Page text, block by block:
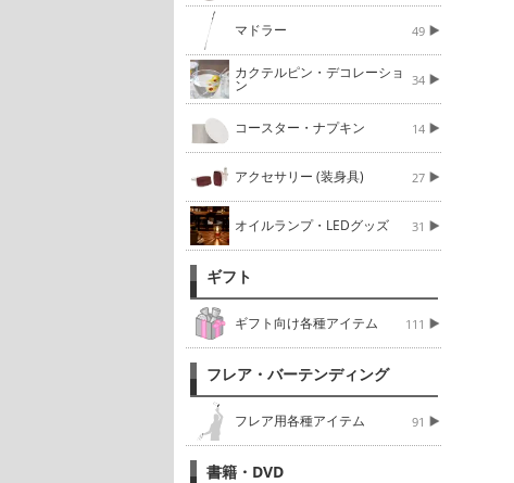
マドラー 49
カクテルピン・デコレーショ
ン 34
コースター・ナプキン 14
アクセサリー (装身具) 27
オイルランプ・LEDグッズ 31
ギフト
ギフト向け各種アイテム 111
フレア・バーテンディング
フレア用各種アイテム 91
書籍・DVD